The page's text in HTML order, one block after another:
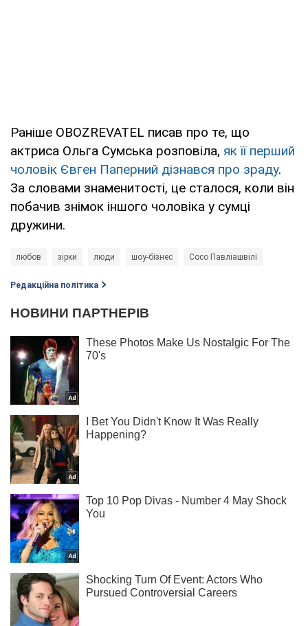
Раніше OBOZREVATEL писав про те, що
актриса Ольга Сумська розповіла, як її перший
чоловік Євген Паперний дізнався про зраду.
За словами знаменитості, це сталося, коли він
побачив знімок іншого чоловіка у сумці
дружини.
любов зірки люди шоу-бізнес Сосо Павліашвілі
Редакційна політика